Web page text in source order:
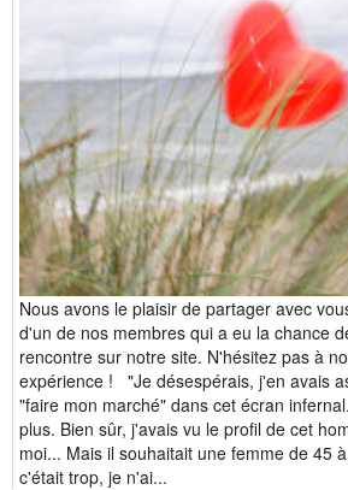
Nous avons le plaisir de partager avec
d'un de nos membres qui a eu la chance
rencontre sur notre site. N'hésitez pas à
expérience ! "Je désespérais, j'en avais
"faire mon marché" dans cet écran
plus. Bien sûr, j'avais vu le profil de cet
moi... Mais il souhaitait une femme de 45
c'était trop, je n'ai...